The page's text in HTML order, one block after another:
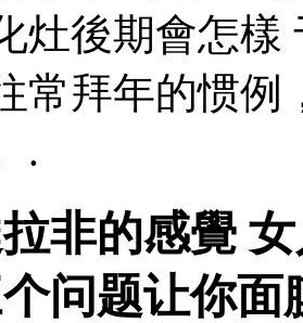
灶後期會怎樣
常拜年的惯例
.
非的感覺
问题让你面